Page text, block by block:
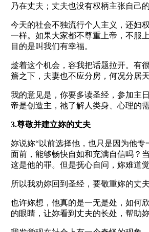
乃在丈夫；丈夫也没有权柄主张自己
今天的社会不独流行个人主义，还妇
一样。如果大家都不尊重上帝，不服
目的是叫我们有幸福。
趁着这个机会，容我把话题拉开。有
簷之下，夫妻也不应分房，何况分居
我的意见是，你要多读圣经，参加主
帝是创造主，祂了解人类身、心理的
3.尊敬并建立妳的丈夫
妳说妳“以前选择他，也只是因为他
面前，能够畅快自如和充满自信吗？
这是他的罪。但是抚心自问，妳难道
所以我劝妳回到圣经，要敬重妳的丈
也许妳想，他真的是一无是处，如何
的眼睛，让妳看到丈夫的长处，帮助